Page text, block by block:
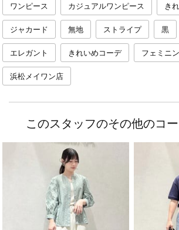
ワンピース カジュアルワンピース き
ジャカード 無地 ストライプ 黒
エレガント きれいめコーデ フェミニン
浜松メイワン店
このスタッフのその他のコ